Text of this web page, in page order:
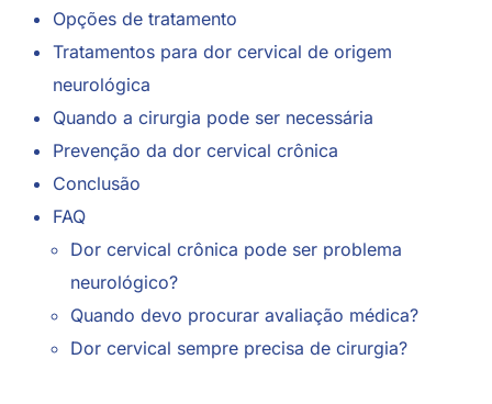
Opções de tratamento
Tratamentos para dor cervical de origem
neurológica
Quando a cirurgia pode ser necessária
Prevenção da dor cervical crônica
Conclusão
FAQ
Dor cervical crônica pode ser problema
neurológico?
Quando devo procurar avaliação médica?
Dor cervical sempre precisa de cirurgia?